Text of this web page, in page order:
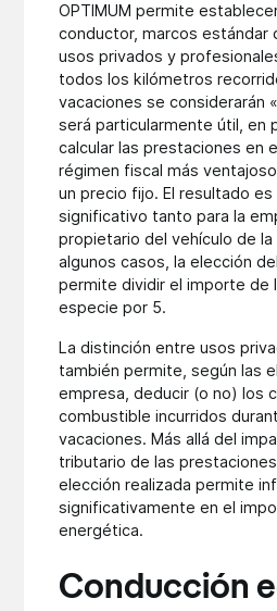
OPTIMUM permite
conductor, marcos estándar
usos privados y
todos los kilómetros
vacaciones se considerarán
será particularmente útil, en
calcular las prestaciones en
régimen fiscal más
un precio fijo. El resultado es
significativo tanto para la
propietario del vehículo de la
algunos casos, la elección
permite dividir el importe de
especie por 5.
La distinción entre usos
también permite, según las
empresa, deducir (o no) los
combustible incurridos
vacaciones. Más allá del
tributario de las
elección realizada permite
significativamente en el
energética.
Conducción